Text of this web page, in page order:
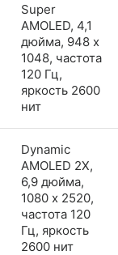
Super
AMOLED, 4,1
дюйма, 948 x
1048, частота
120 Гц,
яркость 2600
нит
Dynamic
AMOLED 2X,
6,9 дюйма,
1080 x 2520,
частота 120
Гц, яркость
2600 нит